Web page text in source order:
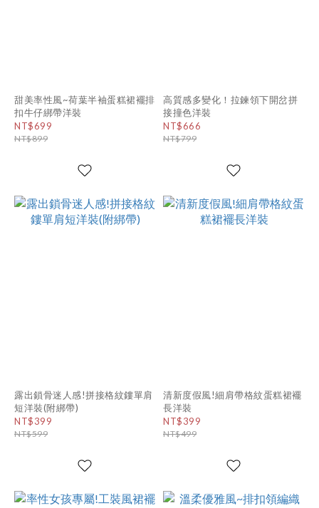
甜美率性風~荷葉半袖蛋糕裙襬排
扣牛仔綁帶洋裝
NT$699
NT$899
高質感多變化！拉鍊領下開岔拼
接撞色洋裝
NT$666
NT$799
露出鎖骨迷人感!拼接格紋鏤單肩
短洋裝(附綁帶)
NT$399
NT$599
清新度假風!細肩帶格紋蛋糕裙襬
長洋裝
NT$399
NT$499